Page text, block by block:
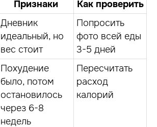
Признаки
Как проверить
Дневник
идеальный, но
вес стоит
Попросить
фото всей еды
3-5 дней
Похудение
было, потом
остановилось
через 6-8
недель
Пересчитать
расход
калорий